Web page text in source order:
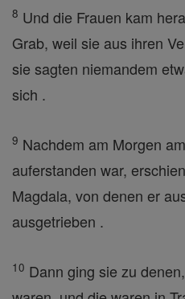
8 Und die Frauen kam
Grab, weil sie aus ihren
sie sagten niemandem
sich .
9 Nachdem am Morgen
auferstanden war,
Magdala, von denen er
ausgetrieben .
10 Dann ging sie zu